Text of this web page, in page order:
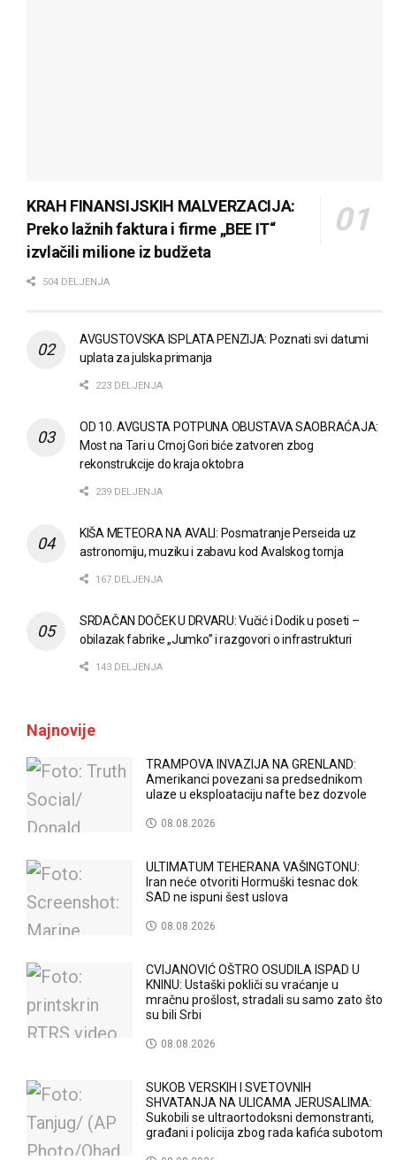
KRAH FINANSIJSKIH MALVERZACIJA:
Preko lažnih faktura i firme „BEE IT“
izvlačili milione iz budžeta
504 DELJENJA
AVGUSTOVSKA ISPLATA PENZIJA: Poznati svi datumi
uplata za julska primanja
223 DELJENJA
OD 10. AVGUSTA POTPUNA OBUSTAVA SAOBRAĆAJA:
Most na Tari u Crnoj Gori biće zatvoren zbog
rekonstrukcije do kraja oktobra
239 DELJENJA
KIŠA METEORA NA AVALI: Posmatranje Perseida uz
astronomiju, muziku i zabavu kod Avalskog tornja
167 DELJENJA
SRDAČAN DOČEK U DRVARU: Vučić i Dodik u poseti –
obilazak fabrike „Jumko” i razgovori o infrastrukturi
143 DELJENJA
Najnovije
TRAMPOVA INVAZIJA NA GRENLAND:
Amerikanci povezani sa predsednikom
ulaze u eksploataciju nafte bez dozvole
08.08.2026
ULTIMATUM TEHERANA VAŠINGTONU:
Iran neće otvoriti Hormuški tesnac dok
SAD ne ispuni šest uslova
08.08.2026
CVIJANOVIĆ OŠTRO OSUDILA ISPAD U
KNINU: Ustaški pokliči su vraćanje u
mračnu prošlost, stradali su samo zato što
su bili Srbi
08.08.2026
SUKOB VERSKIH I SVETOVNIH
SHVATANJA NA ULICAMA JERUSALIMA:
Sukobili se ultraortodoksni demonstranti,
građani i policija zbog rada kafića subotom